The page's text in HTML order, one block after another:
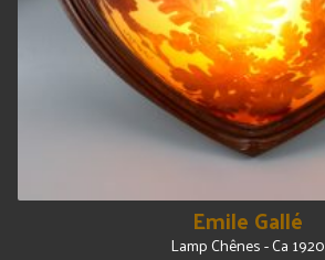
Emile Gallé
Lamp Chênes - Ca 1920